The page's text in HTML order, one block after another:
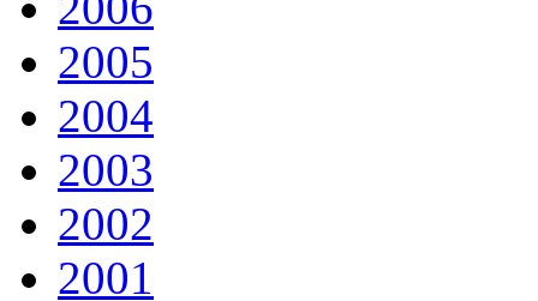
2005
2004
2003
2002
2001